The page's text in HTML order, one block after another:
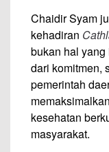
Chaidir Syam
kehadiran
bukan hal
dari komitmen,
pemerintah
kesehatan
masyarakat.